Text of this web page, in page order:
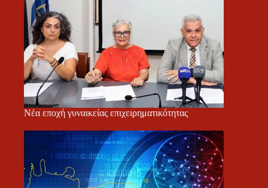
Νέα εποχή γυναικείας επιχειρηματικότητας